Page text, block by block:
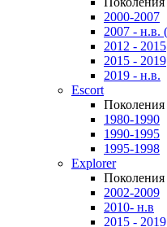
2000-2007
2007 - н.в.
2012 - 2015
2015 - 2019
2019 - н.в.
Escort
Поколения
1980-1990
1990-1995
1995-1998
Explorer
2002-2009
2010- н.в
2015 - 2019